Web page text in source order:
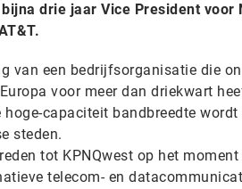
drie jaar Vice President voor
van een bedrijfsorganisatie die
voor meer dan driekwart
capaciteit bandbreedte wordt
steden.
tot KPNQwest op het
telecom- en